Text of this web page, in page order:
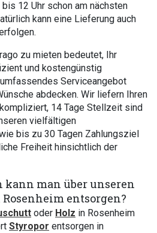
12 Uhr schon am nächsten
kann eine Lieferung auch
zu mieten bedeutet, Ihr
und kostengünstig
Serviceangebot
abdecken. Wir liefern Ihren
14 Tage Stellzeit sind
vielfältigen
bis zu 30 Tagen Zahlungsziel
Freiheit hinsichtlich der
man über unseren
entsorgen?
oder Holz in Rosenheim
Styropor entsorgen in